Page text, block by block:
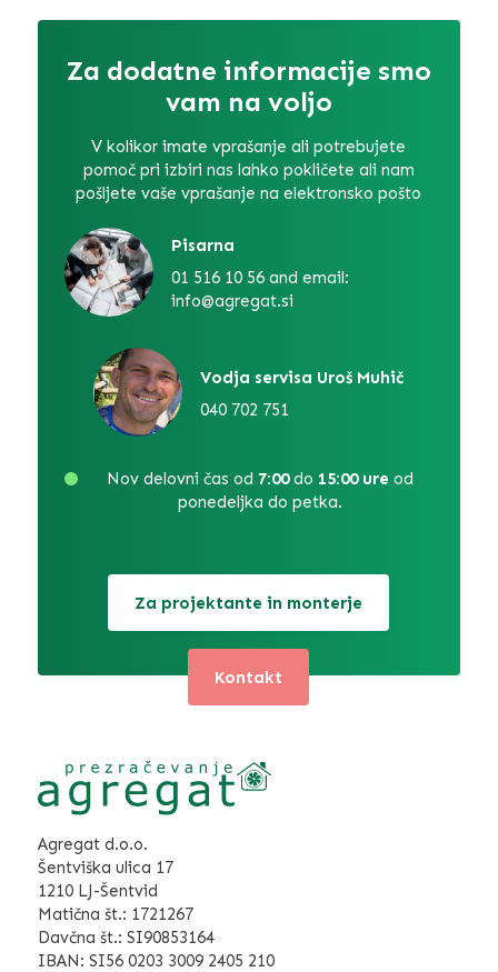
Za dodatne informacije smo
vam na voljo
V kolikor imate vprašanje ali potrebujete
pomoč pri izbiri nas lahko pokličete ali nam
pošljete vaše vprašanje na elektronsko pošto
Pisarna
01 516 10 56 and email:
info@agregat.si
Vodja servisa Uroš Muhič
040 702 751
Nov delovni čas od 7:00do 15:00 ure od
ponedeljka do petka.
Za projektante in monterje
Kontakt
Agregat d.o.o.
Šentviška ulica 17
1210 LJ-Šentvid
Matična št.: 1721267
Davčna št.: SI90853164
IBAN: SI56 0203 3009 2405 210